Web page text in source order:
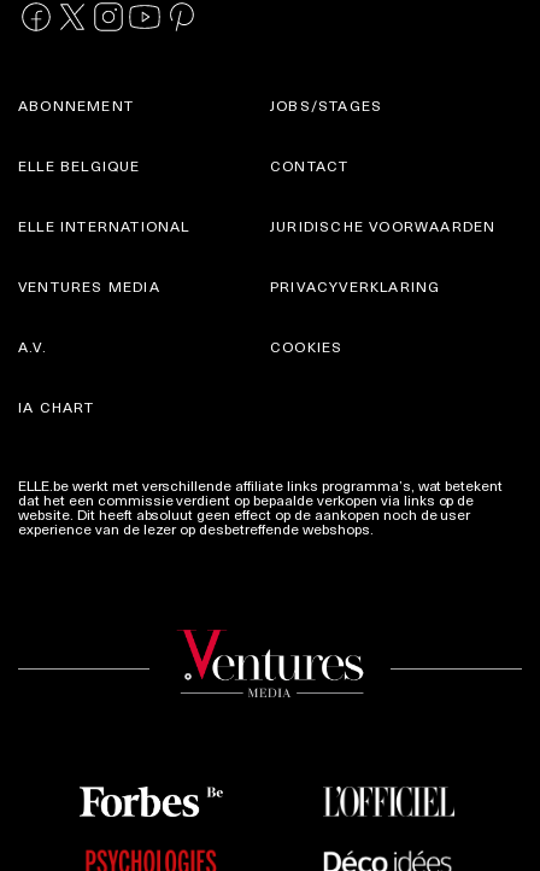
ABONNEMENT
ELLE BELGIQUE
JOBS/STAGES
CONTACT
ELLE INTERNATIONAL
VENTURES MEDIA
JURIDISCHE VOORWAARDEN
PRIVACYVERKLARING
A.V.
IA CHART
COOKIES
ELLE.be werkt met verschillende affiliate links programma’s, wat betekent
dat het een commissie verdient op bepaalde verkopen via links op de
website. Dit heeft absoluut geen effect op de aankopen noch de user
experience van de lezer op desbetreffende webshops.